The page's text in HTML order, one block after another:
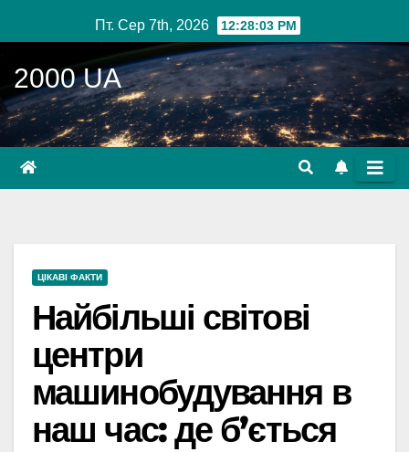
до
вмісту
Пт. Сер 7th, 2026 12:28:04 PM
2000 UA
ЦІКАВІ ФАКТИ
Найбільші світові
центри
машинобудування в
наш час: де б’ється